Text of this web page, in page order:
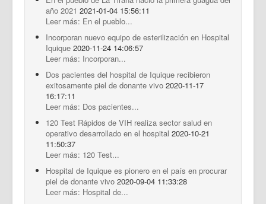
año 2021 2021-01-04 15:56:11
Leer más: En el pueblo...
Incorporan nuevo equipo de esterilización en Hospital
Iquique 2020-11-24 14:06:57
Leer más: Incorporan...
Dos pacientes del hospital de Iquique recibieron
exitosamente piel de donante vivo 2020-11-17
16:17:11
Leer más: Dos pacientes...
120 Test Rápidos de VIH realiza sector salud en
operativo desarrollado en el hospital 2020-10-21
11:50:37
Leer más: 120 Test...
Hospital de Iquique es pionero en el país en procurar
piel de donante vivo 2020-09-04 11:33:28
Leer más: Hospital de...